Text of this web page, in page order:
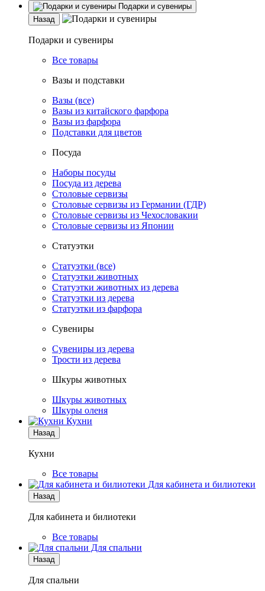
Подарки и сувениры
Назад
Подарки и сувениры
Все товары
Вазы и подставки
Вазы (все)
Вазы из китайского фарфора
Вазы из фарфора
Подставки для цветов
Посуда
Наборы посуды
Посуда из дерева
Столовые сервизы
Столовые сервизы из Германии (ГДР)
Столовые сервизы из Чехословакии
Столовые сервизы из Японии
Статуэтки
Статуэтки (все)
Статуэтки животных
Статуэтки животных из дерева
Статуэтки из дерева
Статуэтки из фарфора
Сувениры
Сувениры из дерева
Трости из дерева
Шкуры животных
Шкуры животных
Шкуры оленя
Кухни
Назад
Кухни
Все товары
Для кабинета и билиотеки
Назад
Для кабинета и билиотеки
Все товары
Для спальни
Назад
Для спальни